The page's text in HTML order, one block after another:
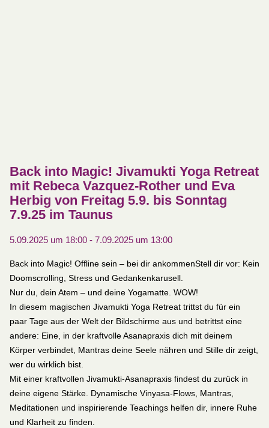
Back into Magic! Jivamukti Yoga Retreat
mit Rebeca Vazquez-Rother und Eva
Herbig von Freitag 5.9. bis Sonntag
7.9.25 im Taunus
5.09.2025 um 18:00- 7.09.2025 um 13:00
Back into Magic! Offline sein – bei dir ankommenStell dir vor: Kein
Doomscrolling, Stress und Gedankenkarusell.
Nur du, dein Atem – und deine Yogamatte. WOW!
In diesem magischen Jivamukti Yoga Retreat trittst du für ein
paar Tage aus der Welt der Bildschirme aus und betrittst eine
andere: Eine, in der kraftvolle Asanapraxis dich mit deinem
Körper verbindet, Mantras deine Seele nähren und Stille dir zeigt,
wer du wirklich bist.
Mit einer kraftvollen Jivamukti-Asanapraxis findest du zurück in
deine eigene Stärke. Dynamische Vinyasa-Flows, Mantras,
Meditationen und inspirierende Teachings helfen dir, innere Ruhe
und Klarheit zu finden.